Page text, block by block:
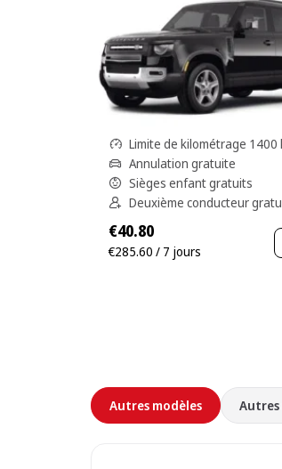
Limite de kilométrage 1400
Annulation gratuite
Sièges enfant gratuits
Deuxième conducteur
€40.80
€285.60 / 7 jours
Autres modèles Autres